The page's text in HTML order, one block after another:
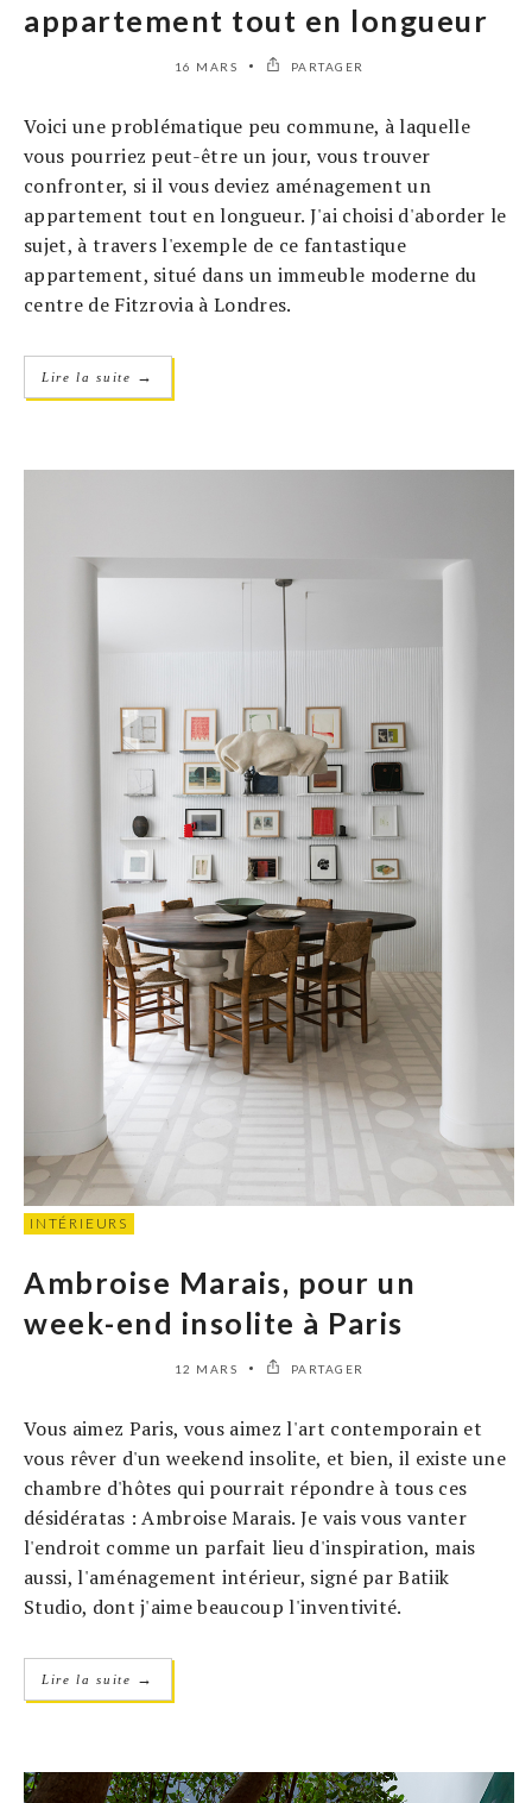
appartement tout en longueur
16 MARS PARTAGER
Voici une problématique peu commune, à laquelle
vous pourriez peut-être un jour, vous trouver
confronter, si il vous deviez aménagement un
appartement tout en longueur. J'ai choisi d'aborder le
sujet, à travers l'exemple de ce fantastique
appartement, situé dans un immeuble moderne du
centre de Fitzrovia à Londres.
Lire la suite →
INTÉRIEURS
Ambroise Marais, pour un
week-end insolite à Paris
12 MARS PARTAGER
Vous aimez Paris, vous aimez l'art contemporain et
vous rêver d'un weekend insolite, et bien, il existe une
chambre d'hôtes qui pourrait répondre à tous ces
désidératas : Ambroise Marais. Je vais vous vanter
l'endroit comme un parfait lieu d'inspiration, mais
aussi, l'aménagement intérieur, signé par Batiik
Studio, dont j'aime beaucoup l'inventivité.
Lire la suite →